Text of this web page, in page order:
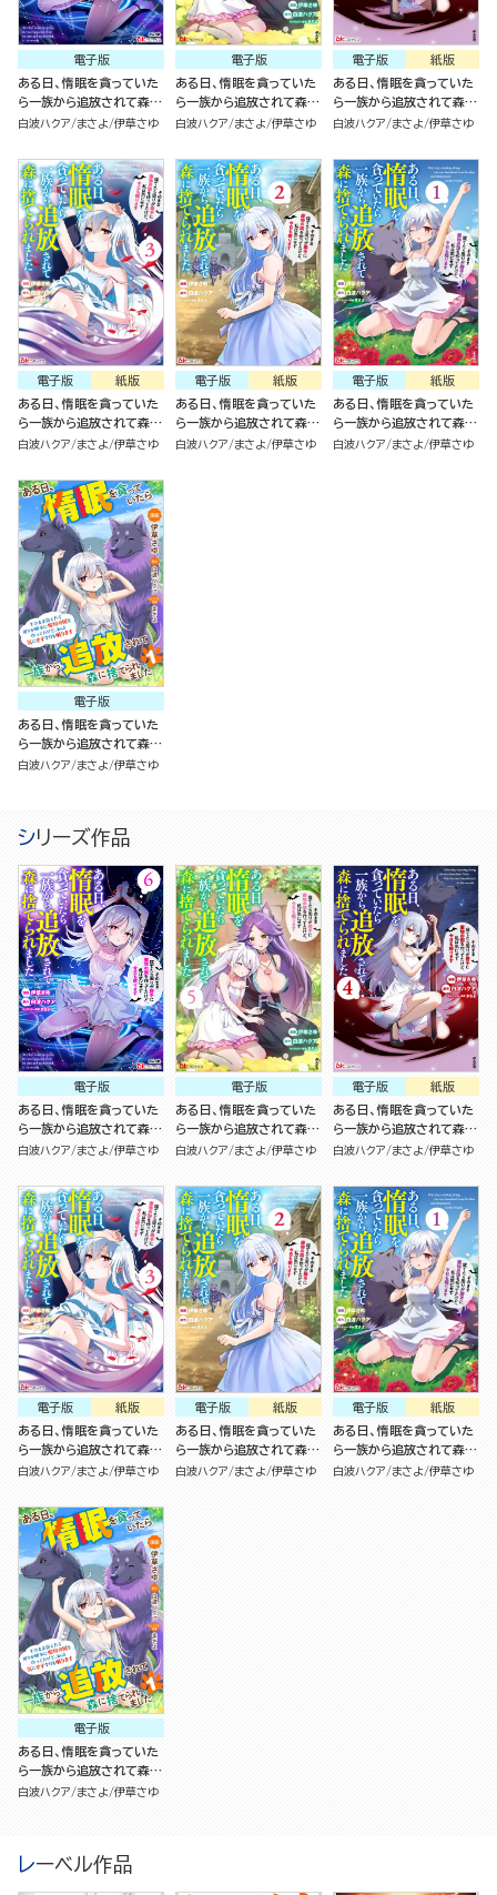
電子版
ある日、惰眠を貪っていた
ら一族から追放されて森に
捨てられました そのまま
の国を作ってたけど、私は
気にせず今日も眠ります
コミック版（6）
白波ハクア まさよ 伊草さゆ
電子版
ある日、惰眠を貪っていた
ら一族から追放されて森に
捨てられました そのまま
の国を作ってたけど、私は
気にせず今日も眠ります
（5）
白波ハクア まさよ 伊草さゆ
紙版
電子版
ある日、惰眠を貪っていた
ら一族から追放されて森に
捨てられました そのまま
の国を作ってたけど、私は
気にせず今日も眠ります
（4）
白波ハクア まさよ 伊草さゆ
紙版
電子版
ある日、惰眠を貪っていた
ら一族から追放されて森に
捨てられました そのまま
の国を作ってたけど、私は
気にせず今日も眠ります
白波ハクア まさよ 伊草さゆ
紙版
電子版
ある日、惰眠を貪っていた
ら一族から追放されて森に
捨てられました そのまま
白波ハクア まさよ 伊草さゆ
紙版
電子版
ある日、惰眠を貪っていた
ら一族から追放されて森に
捨てられました そのまま
白波ハクア まさよ 伊草さゆ
電子版
ある日、惰眠を貪っていた
ら一族から追放されて森に
捨てられました そのまま
（分冊版）
白波ハクア まさよ 伊草さゆ
シリーズ作品
電子版
ある日、惰眠を貪っていた
ら一族から追放されて森に
捨てられました そのまま
の国を作ってたけど、私は
気にせず今日も眠ります
コミック版（6）
白波ハクア まさよ 伊草さゆ
電子版
ある日、惰眠を貪っていた
ら一族から追放されて森に
捨てられました そのまま
の国を作ってたけど、私は
気にせず今日も眠ります
（5）
白波ハクア まさよ 伊草さゆ
紙版
電子版
ある日、惰眠を貪っていた
ら一族から追放されて森に
捨てられました そのまま
の国を作ってたけど、私は
気にせず今日も眠ります
（4）
白波ハクア まさよ 伊草さゆ
紙版
電子版
ある日、惰眠を貪っていた
ら一族から追放されて森に
捨てられました そのまま
の国を作ってたけど、私は
気にせず今日も眠ります
白波ハクア まさよ 伊草さゆ
紙版
電子版
ある日、惰眠を貪っていた
ら一族から追放されて森に
捨てられました そのまま
白波ハクア まさよ 伊草さゆ
紙版
電子版
ある日、惰眠を貪っていた
ら一族から追放されて森に
捨てられました そのまま
白波ハクア まさよ 伊草さゆ
電子版
ある日、惰眠を貪っていた
ら一族から追放されて森に
捨てられました そのまま
（分冊版）
白波ハクア まさよ 伊草さゆ
レーベル作品